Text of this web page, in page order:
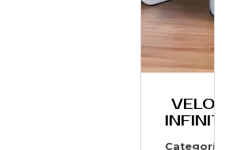
VELON
INFINITO
Categoría: